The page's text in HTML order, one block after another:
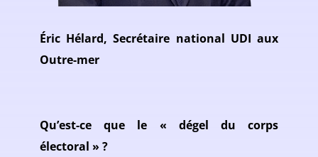
Éric Hélard, Secrétaire national UDI aux
Outre-mer
Qu’est-ce que le « dégel du corps
électoral » ?